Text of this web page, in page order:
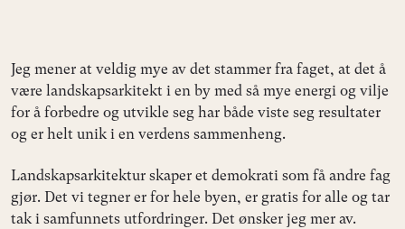
Jeg mener at veldig mye av det stammer fra faget, at det å
være landskapsarkitekt i en by med så mye energi og vilje
for å forbedre og utvikle seg har både viste seg resultater
og er helt unik i en verdens sammenheng.
Landskapsarkitektur skaper et demokrati som få andre fag
gjør. Det vi tegner er for hele byen, er gratis for alle og tar
tak i samfunnets utfordringer. Det ønsker jeg mer av.